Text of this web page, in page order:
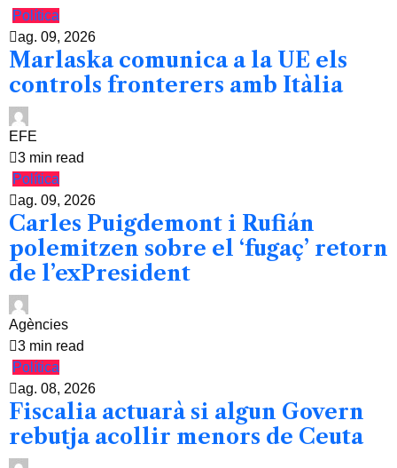
Política
ag. 09, 2026
Marlaska comunica a la UE els
controls fronterers amb Itàlia
EFE
3 min read
Política
ag. 09, 2026
Carles Puigdemont i Rufián
polemitzen sobre el ‘fugaç’ retorn
de l’exPresident
Agències
3 min read
Política
ag. 08, 2026
Fiscalia actuarà si algun Govern
rebutja acollir menors de Ceuta